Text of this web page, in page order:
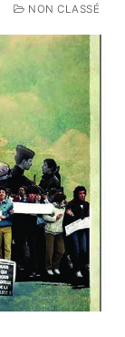
NON CLASSÉ